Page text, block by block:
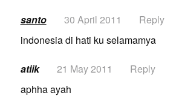
santo
30 April 2011
Reply
indonesia di hati ku selamamya
atiik 21 May 2011
Reply
aphha ayah